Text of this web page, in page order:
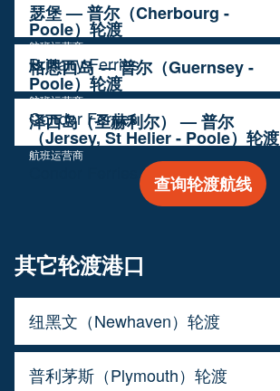
瑟堡 — 普尔（Cherbourg -
Poole）轮渡
航班运营商
Brittany Ferries
格恩西岛 — 普尔（Guernsey -
Poole）轮渡
航班运营商
Condor Ferries
泽西岛（圣赫利尔） — 普尔
（Jersey, St Helier - Poole）轮渡
航班运营商
查询轮渡航线
其它轮渡港口
纽黑文（Newhaven）轮渡
普利茅斯（Plymouth）轮渡